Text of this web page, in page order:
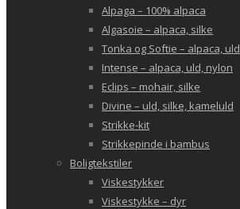
Alpaga – 100% alpaca
Algasoie – alpaca, silke
Tonka og Softie – alpaca, uld
Intense – alpaca, uld, nylon
Eclips – mohair, silke
Divine – uld, silke, kameluld
Strikke-kit
Strikkepinde i bambus
Boligtekstiler
Viskestykker
Viskestykke – dyr